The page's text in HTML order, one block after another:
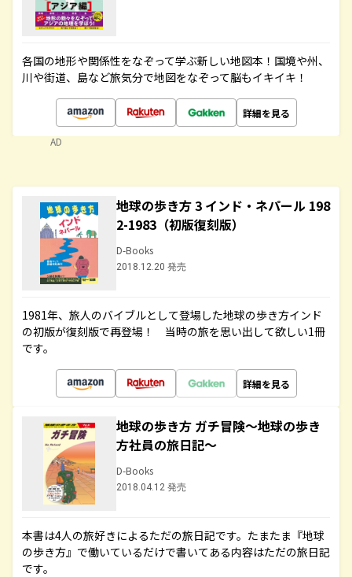
各国の地形や関係性をなぞって学ぶ新しい地図本！国境や州、
川や街道、島など旅気分で地図をなぞって脳もイキイキ！
詳細を見る
AD
地球の歩き方 3 インド・ネパール 198
2-1983（初版復刻版）
D-Books
2018.12.20 発売
1981年、旅人のバイブルとして登場した地球の歩き方インド
の初版が復刻版で再登場！ 当時の旅を思い出して欲しい1冊
です。
詳細を見る
地球の歩き方 ガチ冒険～地球の歩き
方社員の旅日記～
D-Books
2018.04.12 発売
本書は4人の旅好きによるただの旅日記です。たまたま『地球
の歩き方』で働いているだけで書いてある内容はただの旅日記
です。